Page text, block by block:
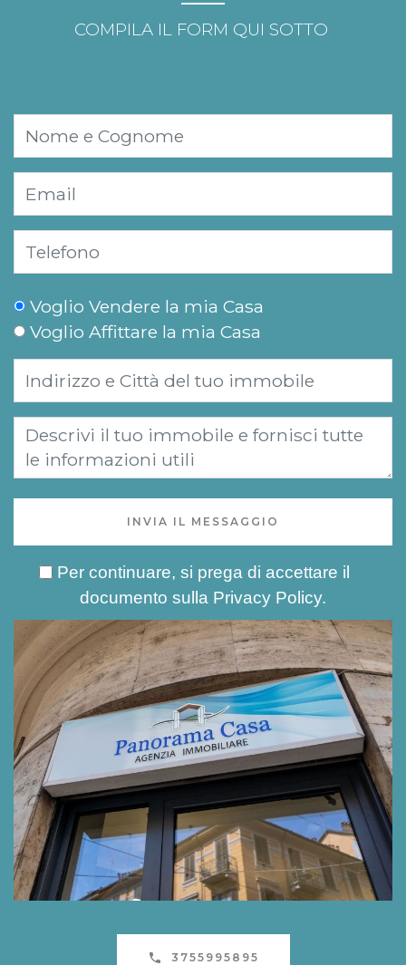
COMPILA IL FORM QUI SOTTO
Voglio Vendere la mia Casa
Voglio Affittare la mia Casa
INVIA IL MESSAGGIO
Per continuare, si prega di accettare il
documento sulla Privacy Policy.
3755995895